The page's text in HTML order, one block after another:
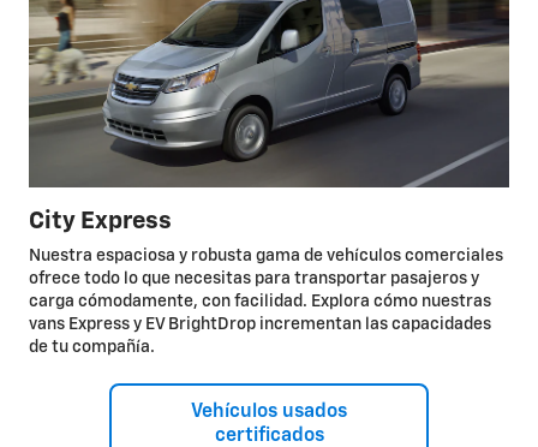
City Express
Nuestra espaciosa y robusta gama de vehículos comerciales
ofrece todo lo que necesitas para transportar pasajeros y
carga cómodamente, con facilidad. Explora cómo nuestras
vans Express y EV BrightDrop incrementan las capacidades
de tu compañía.
Vehículos usados
certificados